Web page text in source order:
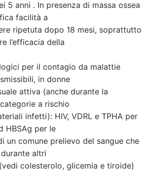
5 anni . In presenza di massa ossea
facilità a
ripetuta dopo 18 mesi, soprattutto
l’efficacia della
per il contagio da malattie
in donne
attiva (anche durante la
a rischio
infetti): HIV, VDRL e TPHA per
HBSAg per le
un comune prelievo del sangue che
altri
colesterolo, glicemia e tiroide)